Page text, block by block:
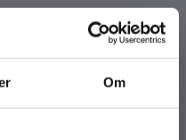
Om
er yderst